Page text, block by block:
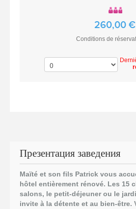
260,00 €
Conditions de
Презентация заведения
Maïté et son fils Patrick vous
hôtel entièrement rénové. Les 15
salons, le petit-déjeuner ou le
invite à la détente et au bien-être.